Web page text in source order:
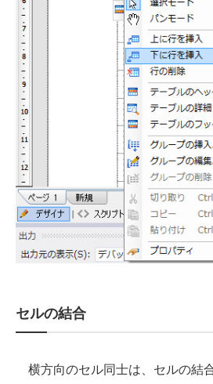
セルの結合
横方向のセル同士は、セルの結